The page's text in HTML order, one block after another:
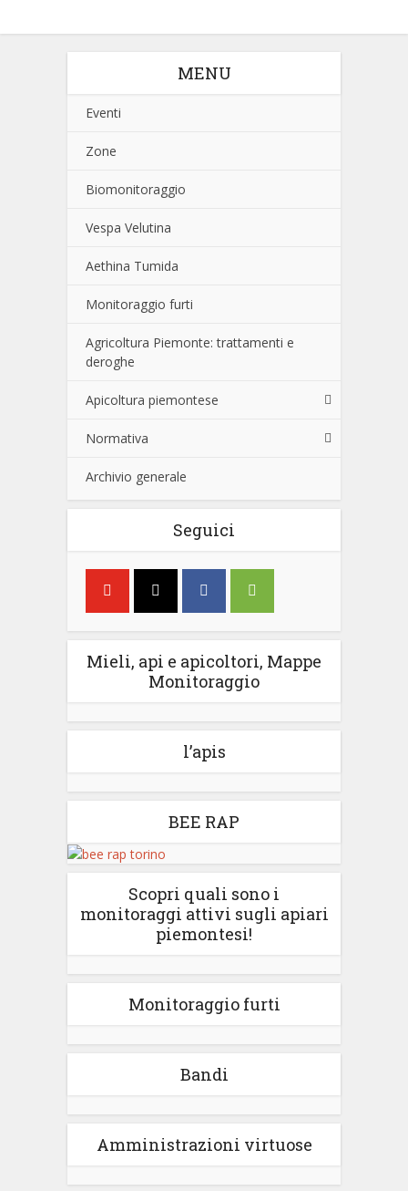
MENU
Eventi
Zone
Biomonitoraggio
Vespa Velutina
Aethina Tumida
Monitoraggio furti
Agricoltura Piemonte: trattamenti e
deroghe
Apicoltura piemontese
Normativa
Archivio generale
Seguici
Mieli, api e apicoltori, Mappe
Monitoraggio
l’apis
BEE RAP
Scopri quali sono i
monitoraggi attivi sugli apiari
piemontesi!
Monitoraggio furti
Bandi
Amministrazioni virtuose